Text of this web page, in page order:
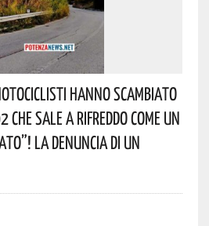
Hanno Scambiato
Sale A Rifreddo Come Un
La Denuncia Di Un